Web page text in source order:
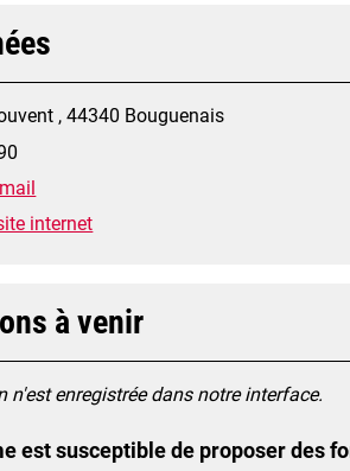
, 44340 Bouguenais
internet
à venir
n'est enregistrée dans notre interface.
est susceptible de proposer des